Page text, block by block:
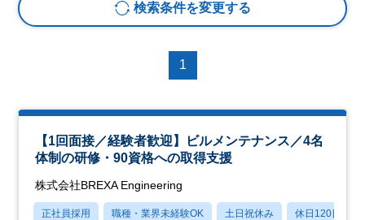
検索条件を変更する
1
【1回面接／経験者歓迎】ビルメンテナンス／4名
体制の研修・90資格への取得支援
株式会社BREXA Engineering
正社員採用 職種・業界未経験OK 土日祝休み 休日120日以上